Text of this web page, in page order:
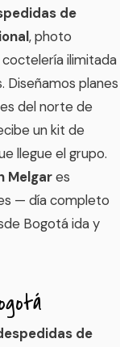
de
, photo
ilimitada
Diseñamos planes
del norte de
un kit de
llegue el grupo.
Melgares
— día completo
Bogotá ida y
de